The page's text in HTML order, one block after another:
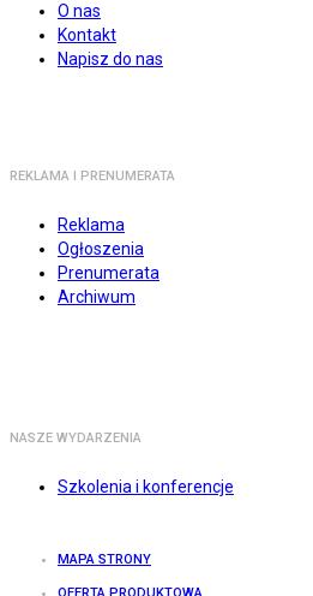
O nas
Kontakt
Napisz do nas
REKLAMA I PRENUMERATA
Reklama
Ogłoszenia
Prenumerata
Archiwum
NASZE WYDARZENIA
Szkolenia i konferencje
MAPA STRONY